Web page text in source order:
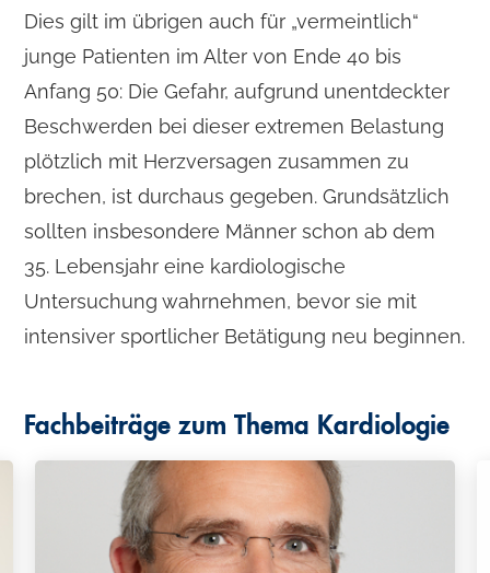
Dies gilt im übrigen auch für „vermeintlich“
junge Patienten im Alter von Ende 40 bis
Anfang 50: Die Gefahr, aufgrund unentdeckter
Beschwerden bei dieser extremen Belastung
plötzlich mit Herzversagen zusammen zu
brechen, ist durchaus gegeben. Grundsätzlich
sollten insbesondere Männer schon ab dem
35. Lebensjahr eine kardiologische
Untersuchung wahrnehmen, bevor sie mit
intensiver sportlicher Betätigung neu beginnen.
Fachbeiträge zum Thema Kardiologie